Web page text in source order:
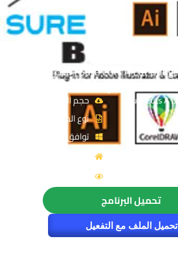
تحميل برنامج Sure Cuts A Lot Bridge Pro | لقص التصاميم
بآلات القطع
حجم الملف: 24 MB
نوع الملف: Zip
توافق النواة: 64-Bit
تحميل البرنامج
تحميل الملف مع التفعيل